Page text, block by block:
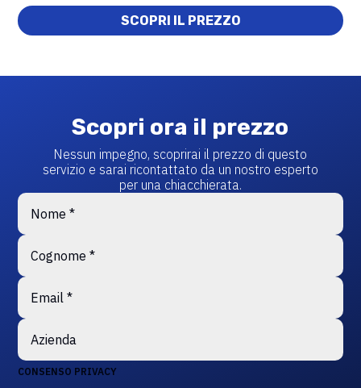
SCOPRI IL PREZZO
Scopri ora il prezzo
Nessun impegno, scoprirai il prezzo di questo
servizio e sarai ricontattato da un nostro esperto
per una chiacchierata.
CONSENSO PRIVACY